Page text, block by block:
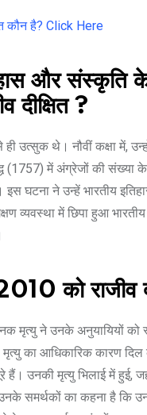
कौन है? Click Here
और संस्कृति
दीक्षित ?
ही उत्सुक थे। नौवीं कक्षा में,
(1757) में अंग्रेजों की संख्या
घटना ने उन्हें भारतीय
व्यवस्था में छिपा हुआ
को राजीव
मृत्यु ने उनके अनुयायियों को
का आधिकारिक कारण दिल
हैं। उनकी मृत्यु भिलाई में हुई,
समर्थकों का कहना है कि